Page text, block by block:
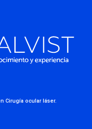
Cirugía ocular láser.